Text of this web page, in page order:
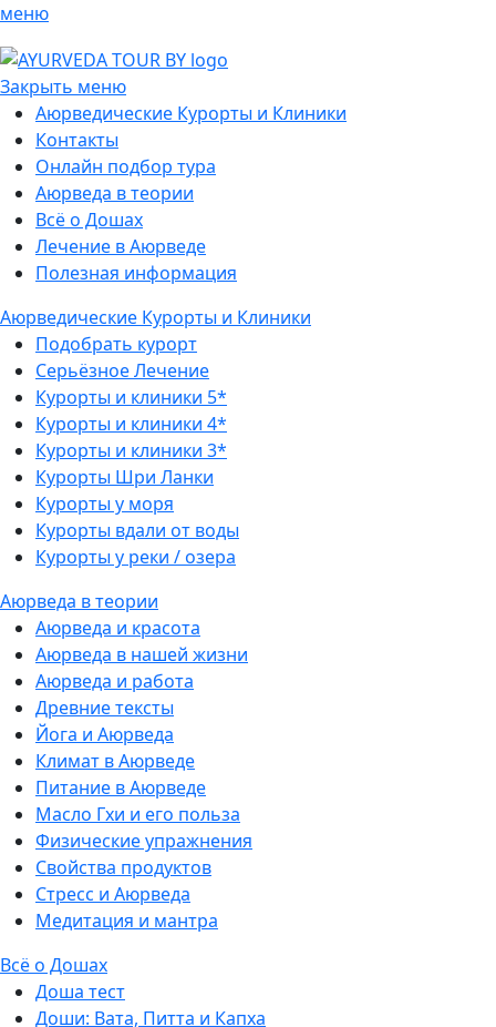
меню
Закрыть меню
Аюрведические Курорты и Клиники
Контакты
Онлайн подбор тура
Аюрведа в теории
Всё о Дошах
Лечение в Аюрведе
Полезная информация
Аюрведические Курорты и Клиники
Подобрать курорт
Серьёзное Лечение
Курорты и клиники 5*
Курорты и клиники 4*
Курорты и клиники 3*
Курорты Шри Ланки
Курорты у моря
Курорты вдали от воды
Курорты у реки / озера
Аюрведа в теории
Аюрведа и красота
Аюрведа в нашей жизни
Аюрведа и работа
Древние тексты
Йога и Аюрведа
Климат в Аюрведе
Питание в Аюрведе
Масло Гхи и его польза
Физические упражнения
Свойства продуктов
Стресс и Аюрведа
Медитация и мантра
Всё о Дошах
Доша тест
Доши: Вата, Питта и Капха